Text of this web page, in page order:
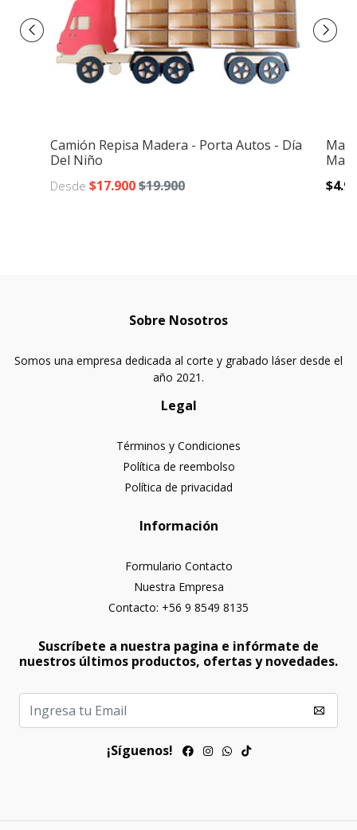
Camión Repisa Madera - Porta Autos - Día
Del Niño
Desde $17.900$19.900
Sobre Nosotros
Somos una empresa dedicada al corte y grabado láser desde el
año 2021.
Legal
Términos y Condiciones
Política de reembolso
Política de privacidad
Información
Formulario Contacto
Nuestra Empresa
Contacto: +56 9 8549 8135
Suscríbete a nuestra pagina e infórmate de
nuestros últimos productos, ofertas y novedades.
¡Síguenos!